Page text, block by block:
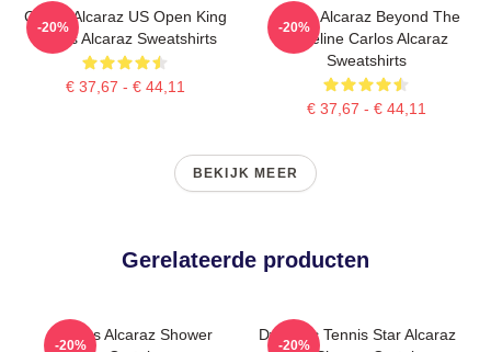
Carlos Alcaraz US Open King
Carlos Alcaraz Sweatshirts
€ 37,67 - € 44,11
-20%
Carlos Alcaraz Beyond The
Baseline Carlos Alcaraz
Sweatshirts
€ 37,67 - € 44,11
-20%
BEKIJK MEER
Gerelateerde producten
Carlos Alcaraz Shower
-20%
Dynamic Tennis Star Alcaraz
-20%